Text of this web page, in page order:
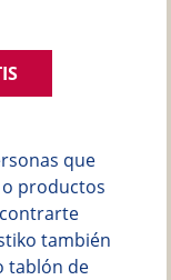
que
productos
también
tablón de